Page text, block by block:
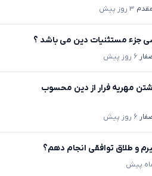
۳ روز پیش
جزء مستثنیات دین می باشد ؟
۶ روز پیش
مهریه فرار از دین محسوب
۶ روز پیش
و طلاق توافقی انجام دهم؟